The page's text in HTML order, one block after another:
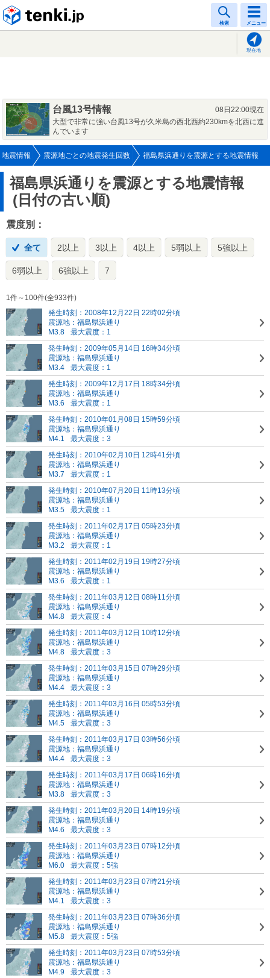
検索 メニュー
現在地
台風13号情報
08日22:00現在
大型で非常に強い台風13号が久米島の西北西約230kmを北西に進
んでいます
地震情報 震源地ごとの地震発生回数 福島県浜通りを震源とする地震情報
福島県浜通りを震源とする地震情報
(日付の古い順)
震度別：
全て 2以上 3以上 4以上 5弱以上 5強以上
6弱以上 6強以上 7
1件～100件(全933件)
発生時刻：2008年12月22日 22時02分頃
震源地：福島県浜通り
M3.8
最大震度：1
発生時刻：2009年05月14日 16時34分頃
震源地：福島県浜通り
M3.4
最大震度：1
発生時刻：2009年12月17日 18時34分頃
震源地：福島県浜通り
M3.6
最大震度：1
発生時刻：2010年01月08日 15時59分頃
震源地：福島県浜通り
M4.1
最大震度：3
発生時刻：2010年02月10日 12時41分頃
震源地：福島県浜通り
M3.7
最大震度：1
発生時刻：2010年07月20日 11時13分頃
震源地：福島県浜通り
M3.5
最大震度：1
発生時刻：2011年02月17日 05時23分頃
震源地：福島県浜通り
M3.2
最大震度：1
発生時刻：2011年02月19日 19時27分頃
震源地：福島県浜通り
M3.6
最大震度：1
発生時刻：2011年03月12日 08時11分頃
震源地：福島県浜通り
M4.8
最大震度：4
発生時刻：2011年03月12日 10時12分頃
震源地：福島県浜通り
M4.8
最大震度：3
発生時刻：2011年03月15日 07時29分頃
震源地：福島県浜通り
M4.4
最大震度：3
発生時刻：2011年03月16日 05時53分頃
震源地：福島県浜通り
M4.5
最大震度：3
発生時刻：2011年03月17日 03時56分頃
震源地：福島県浜通り
M4.4
最大震度：3
発生時刻：2011年03月17日 06時16分頃
震源地：福島県浜通り
M3.8
最大震度：3
発生時刻：2011年03月20日 14時19分頃
震源地：福島県浜通り
M4.6
最大震度：3
発生時刻：2011年03月23日 07時12分頃
震源地：福島県浜通り
M6.0
最大震度：5強
発生時刻：2011年03月23日 07時21分頃
震源地：福島県浜通り
M4.1
最大震度：3
発生時刻：2011年03月23日 07時36分頃
震源地：福島県浜通り
M5.8
最大震度：5強
発生時刻：2011年03月23日 07時53分頃
震源地：福島県浜通り
M4.9
最大震度：3